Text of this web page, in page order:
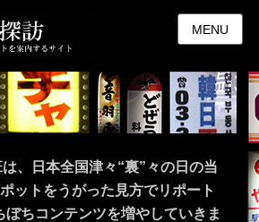
MENU
、日本全国津々“裏”々の日の当
ットをうがった見方でリポート
ぼちコンテンツを増やしていきま